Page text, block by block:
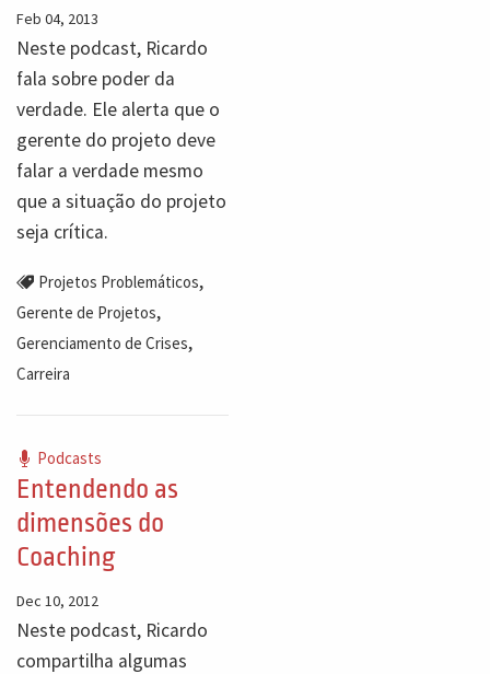
Feb 04, 2013
Neste podcast, Ricardo
fala sobre poder da
verdade. Ele alerta que o
gerente do projeto deve
falar a verdade mesmo
que a situação do projeto
seja crítica.
Projetos Problemáticos,
Gerente de Projetos,
Gerenciamento de Crises,
Carreira
Podcasts
Entendendo as
dimensões do
Coaching
Dec 10, 2012
Neste podcast, Ricardo
compartilha algumas